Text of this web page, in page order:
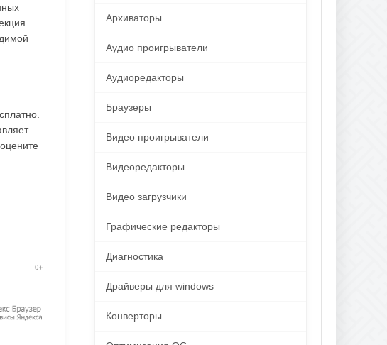
Архиваторы
Аудио проигрыватели
Аудиоредакторы
Браузеры
Видео проигрыватели
Видеоредакторы
Видео загрузчики
Графические редакторы
Диагностика
Драйверы для windows
Конверторы